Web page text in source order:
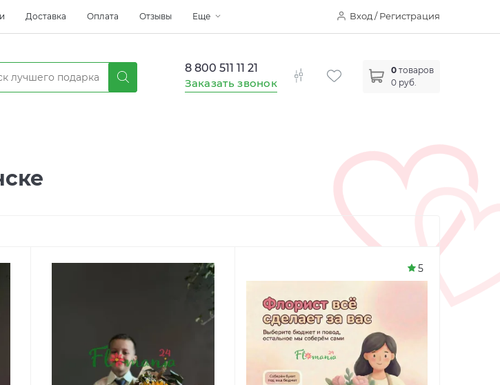
Вход / Регистрация
Доставка Оплата Отзывы Еще
0 товаров
0 руб.
8 800 511 11 21
Заказать звонок
5